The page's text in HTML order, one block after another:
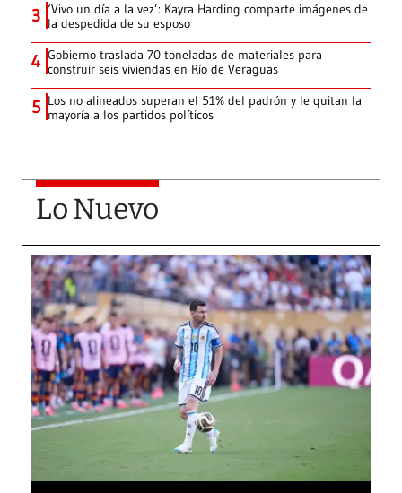
3 ‘Vivo un día a la vez’: Kayra Harding comparte imágenes de
la despedida de su esposo
4 Gobierno traslada 70 toneladas de materiales para
construir seis viviendas en Río de Veraguas
5 Los no alineados superan el 51% del padrón y le quitan la
mayoría a los partidos políticos
Lo Nuevo